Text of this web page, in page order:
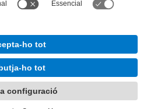
de Computadors. C.
- email: